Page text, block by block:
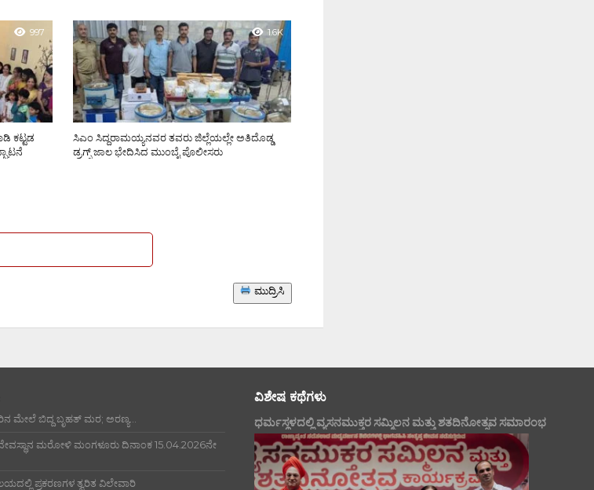
997
ಕಟ್ಟಡ
1.6K
ಸಿಎಂ ಸಿದ್ದರಾಮಯ್ಯನವರ ತವರು ಜಿಲ್ಲೆಯಲ್ಲೇ ಅತಿದೊಡ್ಡ
ಡ್ರಗ್ಸ್‌ ಜಾಲ ಭೇದಿಸಿದ ಮುಂಬೈ ಪೊಲೀಸರು
ಮುದ್ರಿಸಿ
ಮೇಲೆ ಬಿದ್ದ ಬೃಹತ್ ಮರ; ಅರಣ್ಯ...
ಮರೋಳಿ ಮಂಗಳೂರು ದಿನಾಂಕ 15.04.2026ನೇ
ಪ್ರಕರಣಗಳ ತ್ವರಿತ ವಿಲೇವಾರಿ
ವಿಶೇಷ ಕಥೆಗಳು
ಧರ್ಮಸ್ಥಳದಲ್ಲಿ ವ್ಯಸನಮುಕ್ತರ ಸಮ್ಮಿಲನ ಮತ್ತು ಶತದಿನೋತ್ಸವ ಸಮಾರಂಭ